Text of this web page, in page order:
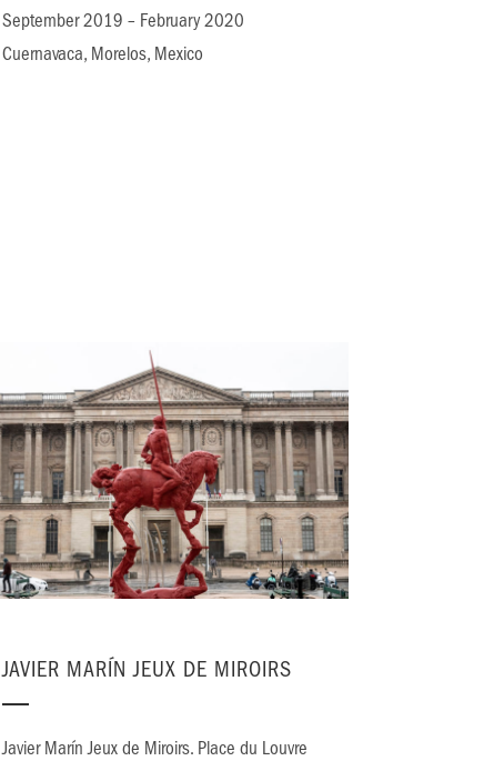
September 2019 – February 2020
Cuernavaca, Morelos, Mexico
JAVIER MARÍN JEUX DE MIROIRS
Javier Marín Jeux de Miroirs. Place du Louvre